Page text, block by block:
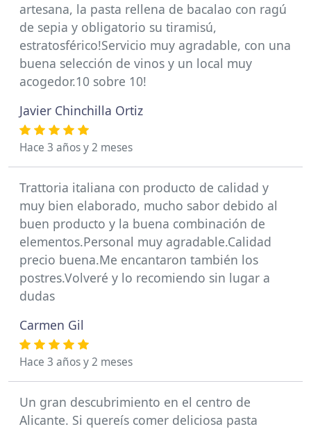
artesana, la pasta rellena de bacalao con ragú
de sepia y obligatorio su tiramisú,
estratosférico!Servicio muy agradable, con una
buena selección de vinos y un local muy
acogedor.10 sobre 10!
Javier Chinchilla Ortiz
Hace 3 años y 2 meses
Trattoria italiana con producto de calidad y
muy bien elaborado, mucho sabor debido al
buen producto y la buena combinación de
elementos.Personal muy agradable.Calidad
precio buena.Me encantaron también los
postres.Volveré y lo recomiendo sin lugar a
dudas
Carmen Gil
Hace 3 años y 2 meses
Un gran descubrimiento en el centro de
Alicante. Si quereís comer deliciosa pasta